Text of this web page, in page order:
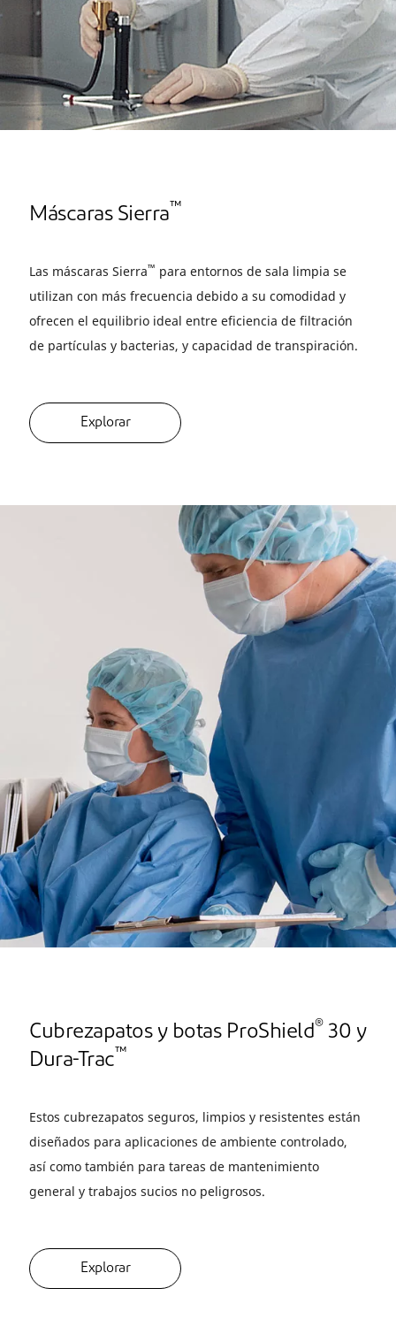
Máscaras Sierra™
Las máscaras Sierra™ para entornos de sala limpia se
utilizan con más frecuencia debido a su comodidad y
ofrecen el equilibrio ideal entre eficiencia de filtración
de partículas y bacterias, y capacidad de transpiración.
Explorar
Cubrezapatos y botas ProShield® 30 y
Dura-Trac™
Estos cubrezapatos seguros, limpios y resistentes están
diseñados para aplicaciones de ambiente controlado,
así como también para tareas de mantenimiento
general y trabajos sucios no peligrosos.
Explorar